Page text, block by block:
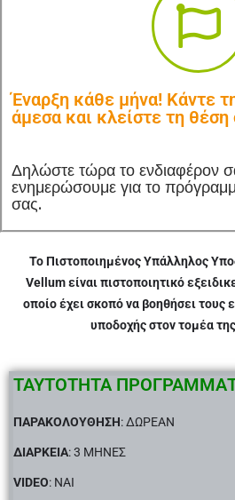
Έναρξη κάθε μήνα! Κάντε
άμεσα και κλείστε τη θέση
Δηλώστε τώρα το ενδιαφέρον
ενημερώσουμε για το
σας.
To Πιστοποιημένος Υπάλληλος
Vellum είναι πιστοποιητικό
οποίο έχει σκοπό να βοηθήσει τους
υποδοχής στον τομέα
ΤΑΥΤΟΤΗΤΑ
ΠΑΡΑΚΟΛΟΥΘΗΣΗ: ΔΩΡΕΑΝ
ΔΙΑΡΚΕΙΑ: 3 ΜΗΝΕΣ
VIDEO: ΝΑΙ